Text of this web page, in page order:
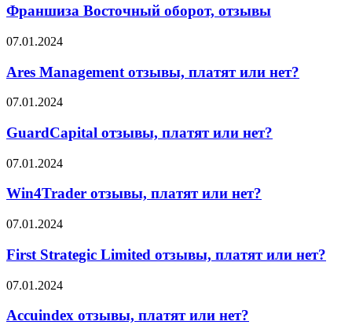
оборот,
отзывы
Франшиза Восточный оборот, отзывы
Ares
отзывы,
платят
или
07.01.2024
Ares Management отзывы, платят или нет?
GuardCapital
платят
или
нет?
07.01.2024
GuardCapital отзывы, платят или нет?
Win4Trader
платят
нет?
07.01.2024
Win4Trader отзывы, платят или нет?
First
Limited
отзывы,
платят
или
нет?
07.01.2024
First Strategic Limited отзывы, платят или нет?
Accuindex
платят
07.01.2024
Accuindex отзывы, платят или нет?